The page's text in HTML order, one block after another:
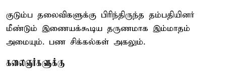
குடும்ப தலைவிகளுக்கு பிரிந்திருந்த தம்பதியினர்
மீண்டும் இணையக்கூடிய தருணமாக இம்மாதம்
அமையும். பண சிக்கல்கள் அகலும்.
கலைஞர்களுக்கு